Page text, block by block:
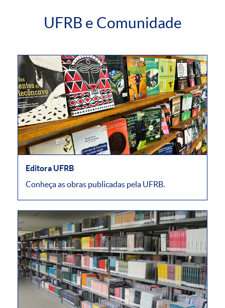
UFRB e Comunidade
Editora UFRB
Conheça as obras publicadas pela UFRB.